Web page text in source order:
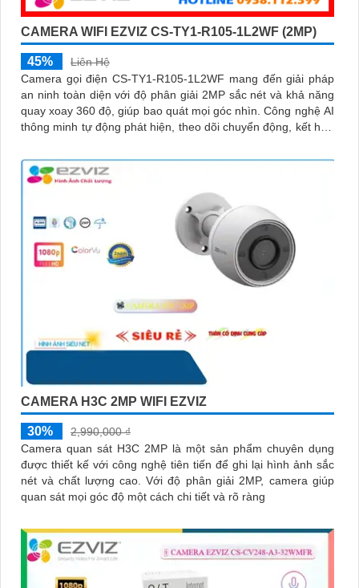
CAMERA WIFI EZVIZ CS-TY1-R105-1L2WF (2MP)
45%
Liên Hệ
Camera gọi điện CS-TY1-R105-1L2WF mang đến giải pháp
an ninh toàn diện với độ phân giải 2MP sắc nét và khả năng
quay xoay 360 độ, giúp bao quát mọi góc nhìn. Công nghệ AI
thông minh tự động phát hiện, theo dõi chuyển động, kết hợp
CAMERA H3C 2MP WIFI EZVIZ
30%
2,990,000 ₫
Camera quan sát H3C 2MP là một sản phẩm chuyên dụng
được thiết kế với công nghệ tiên tiến để ghi lại hình ảnh sắc
nét và chất lượng cao. Với độ phân giải 2MP, camera giúp
quan sát mọi góc độ một cách chi tiết và rõ ràng